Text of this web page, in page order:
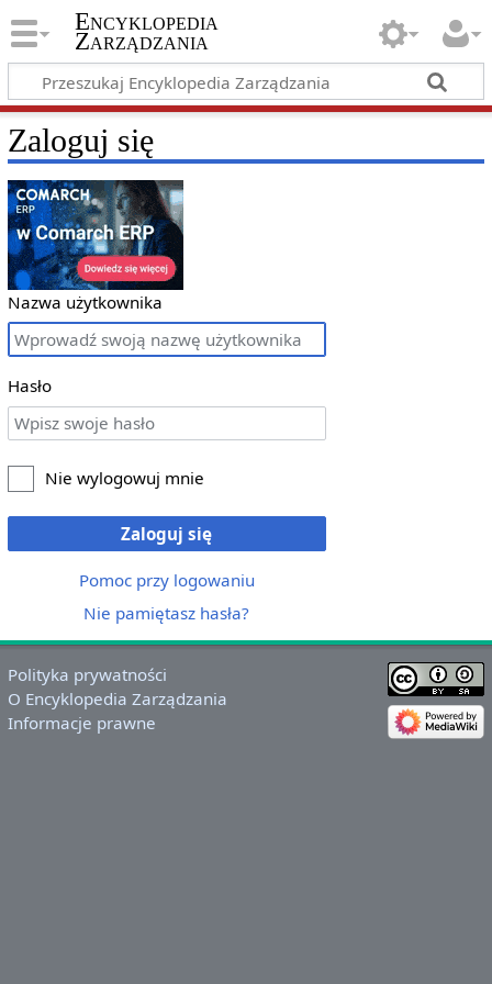
Encyklopedia
Zarządzania
Zaloguj się
Nazwa użytkownika
Hasło
Nie wylogowuj mnie
Zaloguj się
Pomoc przy logowaniu
Nie pamiętasz hasła?
Polityka prywatności
O Encyklopedia Zarządzania
Informacje prawne